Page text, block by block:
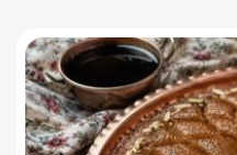
انواع حشرات در خانه